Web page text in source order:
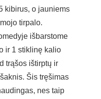
kibirus, o jauniems
tirpalo.
išbarstome
ir 1 stiklinę kalio
trąšos ištirptų ir
Šis tręšimas
nes taip